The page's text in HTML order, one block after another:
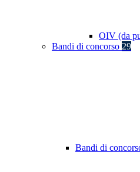
OIV (da
Bandi di concorso 29
Bandi di